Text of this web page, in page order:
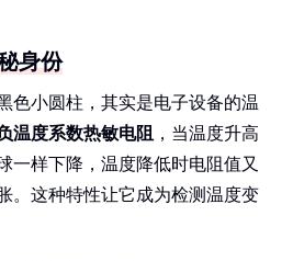
身份
色小圆柱，其实是电子设备的温
温度系数热敏电阻 ，当温度升高
一样下降，温度降低时电阻值又
。这种特性让它成为检测温度变